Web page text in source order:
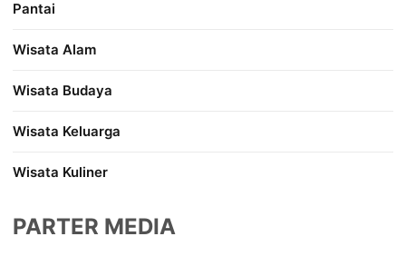
Pantai
Wisata Alam
Wisata Budaya
Wisata Keluarga
Wisata Kuliner
PARTER MEDIA